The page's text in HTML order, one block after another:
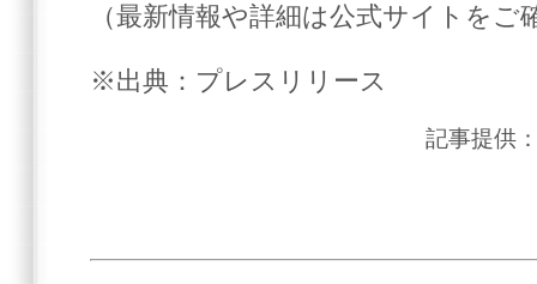
（最新情報や詳細は公式サイトをご
※出典：プレスリリース
記事提供